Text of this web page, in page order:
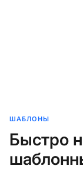
ШАБЛОНЫ
Быстро